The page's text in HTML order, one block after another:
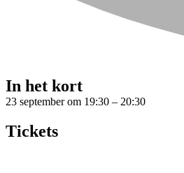
In het kort
23 septemberom 19:30 – 20:30
Tickets